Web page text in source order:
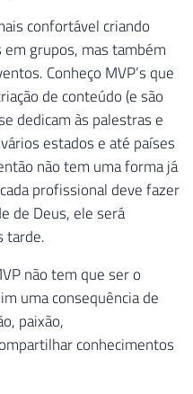
confortável criando
grupos, mas também
Conheço MVP’s que
de conteúdo (e são
dedicam às palestras e
estados e até países
não tem uma forma já
profissional deve fazer
de Deus, ele será
tarde.
não tem que ser o
uma consequência de
paixão,
conhecimentos